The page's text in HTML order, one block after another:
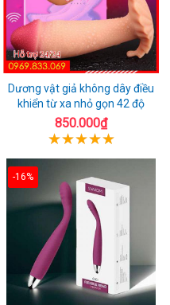
Dương vật giả không dây điều
khiển từ xa nhỏ gọn 42 độ
850.000₫
-16%